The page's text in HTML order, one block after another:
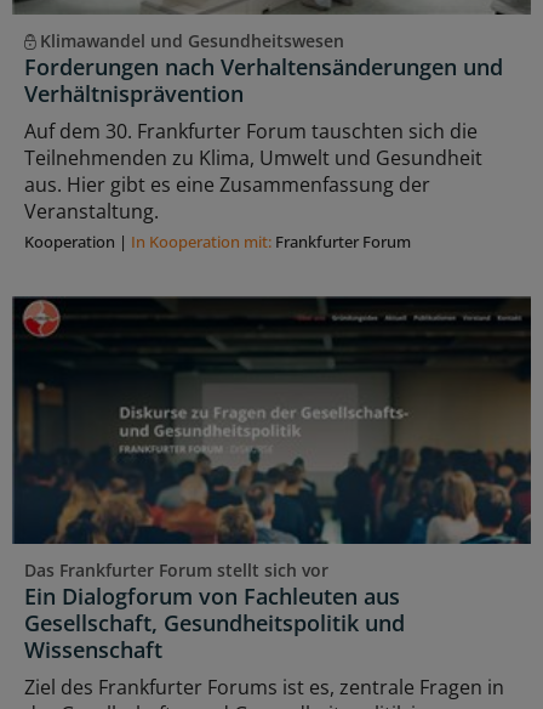
Klimawandel und Gesundheitswesen
Forderungen nach Verhaltensänderungen und
Verhältnisprävention
Auf dem 30. Frankfurter Forum tauschten sich die
Teilnehmenden zu Klima, Umwelt und Gesundheit
aus. Hier gibt es eine Zusammenfassung der
Veranstaltung.
Kooperation | In Kooperation mit: Frankfurter Forum
Das Frankfurter Forum stellt sich vor
Ein Dialogforum von Fachleuten aus
Gesellschaft, Gesundheitspolitik und
Wissenschaft
Ziel des Frankfurter Forums ist es, zentrale Fragen in